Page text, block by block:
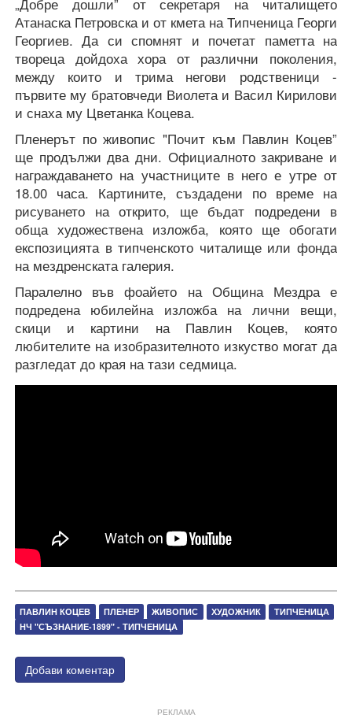
„Добре дошли” от секретаря на читалището
Атанаска Петровска и от кмета на Типченица Георги
Георгиев. Да си спомнят и почетат паметта на
твореца дойдоха хора от различни поколения,
между които и трима негови родственици -
първите му братовчеди Виолета и Васил Кирилови
и снаха му Цветанка Коцева.
Пленерът по живопис "Почит към Павлин Коцев”
ще продължи два дни. Официалното закриване и
награждаването на участниците в него е утре от
18.00 часа. Картините, създадени по време на
рисуването на открито, ще бъдат подредени в
обща художествена изложба, която ще обогати
експозицията в типченското читалище или фонда
на мездренската галерия.
Паралелно във фоайето на Община Мездра е
подредена юбилейна изложба на лични вещи,
скици и картини на Павлин Коцев, която
любителите на изобразителното изкуство могат да
разгледат до края на тази седмица.
ПАВЛИН КОЦЕВ ПЛЕНЕР ЖИВОПИС ХУДОЖНИК
ТИПЧЕНИЦА
НЧ "СЪЗНАНИЕ-1899" - ТИПЧЕНИЦА
Добави коментар
РЕКЛАМА